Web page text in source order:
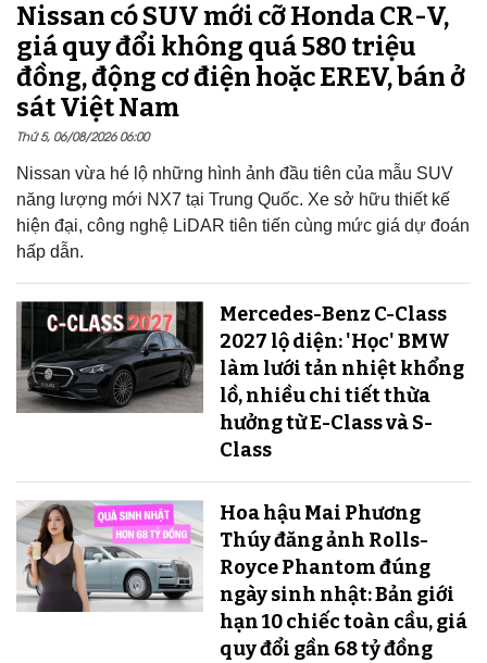
Nissan có SUV mới cỡ Honda CR-V,
giá quy đổi không quá 580 triệu
đồng, động cơ điện hoặc EREV, bán ở
sát Việt Nam
Thứ 5, 06/08/2026 06:00
Nissan vừa hé lộ những hình ảnh đầu tiên của mẫu SUV
năng lượng mới NX7 tại Trung Quốc. Xe sở hữu thiết kế
hiện đại, công nghệ LiDAR tiên tiến cùng mức giá dự đoán
hấp dẫn.
Mercedes-Benz C-Class
2027 lộ diện: 'Học' BMW
làm lưới tản nhiệt khổng
lồ, nhiều chi tiết thừa
hưởng từ E-Class và S-
Class
Hoa hậu Mai Phương
Thúy đăng ảnh Rolls-
Royce Phantom đúng
ngày sinh nhật: Bản giới
hạn 10 chiếc toàn cầu, giá
quy đổi gần 68 tỷ đồng